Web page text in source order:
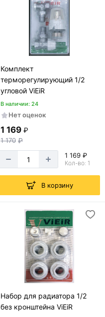
Комплект
терморегулирующий 1/2
угловой ViEiR
В наличии: 24
Нет оценок
1 169 ₽
1 170 ₽
1 169 ₽
Кол-во: 1
В корзину
Набор для радиатора 1/2
без кронштейна ViEiR